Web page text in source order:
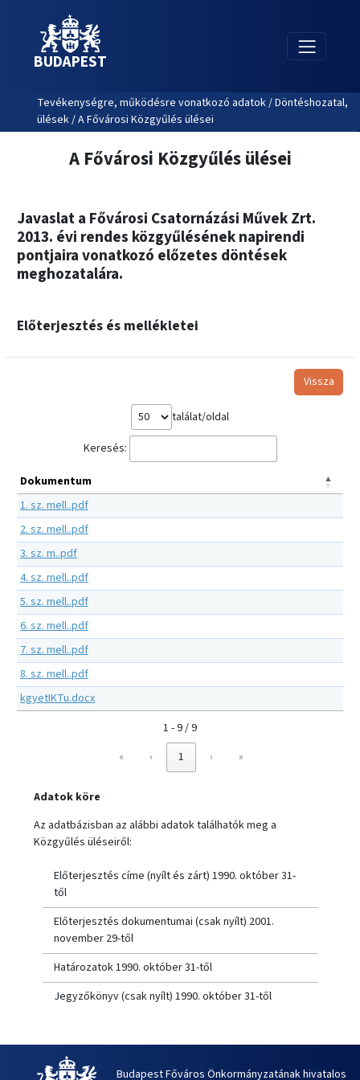
BUDAPEST
Tevékenységre, működésre vonatkozó adatok / Döntéshozatal,
ülések / A Fővárosi Közgyűlés ülései
A Fővárosi Közgyűlés ülései
Javaslat a Fővárosi Csatornázási Művek Zrt.
2013. évi rendes közgyűlésének napirendi
pontjaira vonatkozó előzetes döntések
meghozatalára.
Előterjesztés és mellékletei
Vissza
találat/oldal
Keresés:
Dokumentum
1. sz. mell..pdf
2. sz. mell..pdf
3. sz. m..pdf
4. sz. mell..pdf
5. sz. mell..pdf
6. sz. mell..pdf
7. sz. mell..pdf
8. sz. mell..pdf
kgyetIKTu.docx
1 - 9 / 9
«
‹ 1 › »
Adatok köre
Az adatbázisban az alábbi adatok találhatók meg a
Közgyűlés üléseiről:
Előterjesztés címe (nyílt és zárt) 1990. október 31-
től
Előterjesztés dokumentumai (csak nyílt) 2001.
november 29-től
Határozatok 1990. október 31-től
Jegyzőkönyv (csak nyílt) 1990. október 31-től
Budapest Főváros Önkormányzatának hivatalos